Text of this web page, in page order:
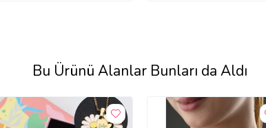
Bu Ürünü Alanlar Bunları da Aldı